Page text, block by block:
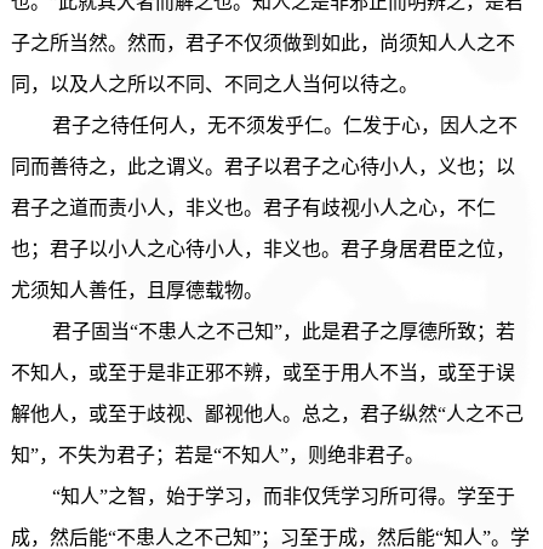
子之所当然。然而，君子不仅须做到如此，尚须知人人之不
同，以及人之所以不同、不同之人当何以待之。
君子之待任何人，无不须发乎仁。仁发于心，因人之不
同而善待之，此之谓义。君子以君子之心待小人，义也；以
君子之道而责小人，非义也。君子有歧视小人之心，不仁
也；君子以小人之心待小人，非义也。君子身居君臣之位，
尤须知人善任，且厚德载物。
君子固当“不患人之不己知”，此是君子之厚德所致；若
不知人，或至于是非正邪不辨，或至于用人不当，或至于误
解他人，或至于歧视、鄙视他人。总之，君子纵然“人之不己
知”，不失为君子；若是“不知人”，则绝非君子。
“知人”之智，始于学习，而非仅凭学习所可得。学至于
成，然后能“不患人之不己知”；习至于成，然后能“知人”。学